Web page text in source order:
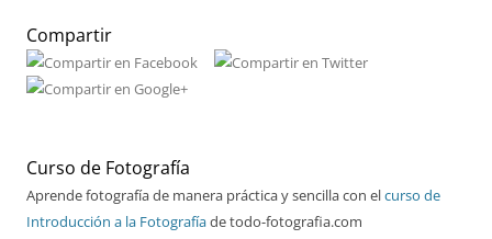
Compartir
Curso de Fotografía
Aprende fotografía de manera práctica y sencilla con elcurso de
Introducción a la Fotografíade todo-fotografia.com